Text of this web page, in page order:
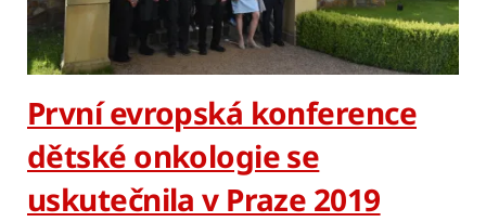
První evropská konference
dětské onkologie se
uskutečnila v Praze 2019